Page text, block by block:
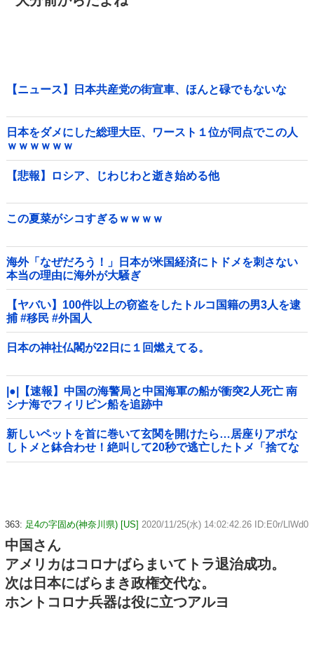
【ニュース】日本共産党の街宣車、ほんと碌でもないな
日本をダメにした総理大臣、ワースト１位が同点でこの人
ｗｗｗｗｗｗ
【悲報】ロシア、じわじわと逝き始める他
この夏菜がシコすぎるｗｗｗｗ
海外「なぜだろう！」日本が米国経済にトドメを刺さない
本当の理由に海外が大騒ぎ
【ヤバい】100件以上の窃盗をしたトルコ国籍の男3人を逮
捕 #移民 #外国人
日本の神社仏閣が22日に１回燃えてる。
|●|【速報】中国の海警局と中国海軍の船が衝突2人死亡 南
シナ海でフィリピン船を追跡中
新しいペットを首に巻いて玄関を開けたら…居座りアポな
しトメと鉢合わせ！絶叫して20秒で逃亡したトメ「捨てな
いと二度と行ってあげない！」←もう来なくて大丈夫です
363: 足4の字固め(神奈川県) [US] 2020/11/25(水) 14:02:42.26 ID:E0r/LlWd0
中国さん
アメリカはコロナばらまいてトラ退治成功。
次は日本にばらまき政権交代な。
ホントコロナ兵器は役に立つアルヨ